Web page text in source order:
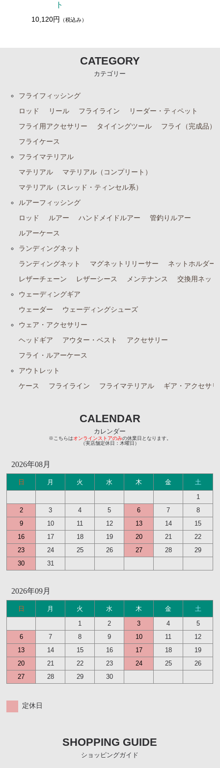
ト
10,120円 （税込み）
CATEGORY
カテゴリー
フライフィッシング
ロッド
リール フライライン
リーダー・ティペット
フライ用アクセサリー
タイイングツール
フライ（完成品）
フライケース
フライマテリアル
マテリアル
マテリアル（コンプリート）
マテリアル（スレッド・ティンセル系）
ルアーフィッシング
ロッド
ルアー ハンドメイドルアー
管釣りルアー
ルアーケース
ランディングネット
ランディングネット
マグネットリリーサー
ネットホルダー
レザーチェーン
レザーシース メンテナンス
交換用ネット
ウェーディングギア
ウェーダー
ウェーディングシューズ
ウェア・アクセサリー
ヘッドギア
アウター・ベスト
アクセサリー
フライ・ルアーケース
アウトレット
ケース
フライライン フライマテリアル ギア・アクセサ
CALENDAR
カレンダー
※こちらはオンラインストアのみの休業日となります。
（実店舗定休日：木曜日）
2026年08月
日 月 火 水 木 金
土
1
2
3 4 5 6 7
8
9
10 11 12 13 14
15
16
17 18 19 20 21
22
23
24 25 26 27 28
29
30
31
2026年09月
日 月 火 水 木 金
土
1
2 3 4
5
6
7 8 9 10 11
12
13
14 15 16 17 18
19
20
21 22 23 24 25
26
27
28 29 30
定休日
SHOPPING GUIDE
ショッピングガイド